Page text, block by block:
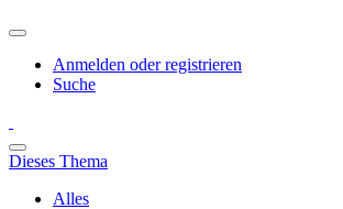
Anmelden oder registrieren
Suche
Dieses Thema
Alles